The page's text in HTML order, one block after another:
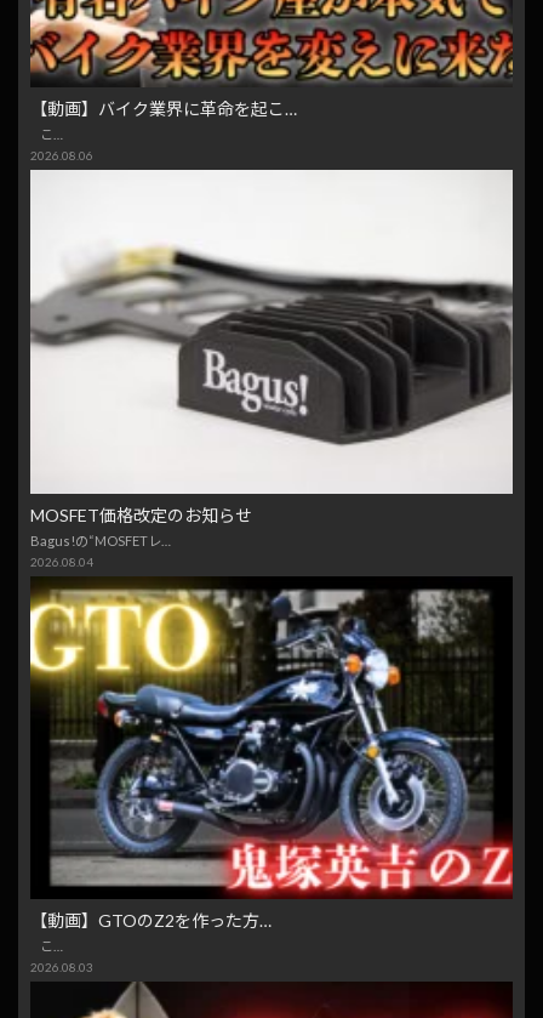
【動画】バイク業界に革命を起こ…
こ…
2026.08.06
MOSFET価格改定のお知らせ
Bagus!の“MOSFETレ…
2026.08.04
【動画】GTOのZ2を作った方…
こ…
2026.08.03